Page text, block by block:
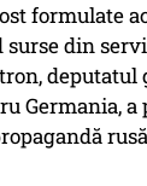
formulate
surse din
Germania, a